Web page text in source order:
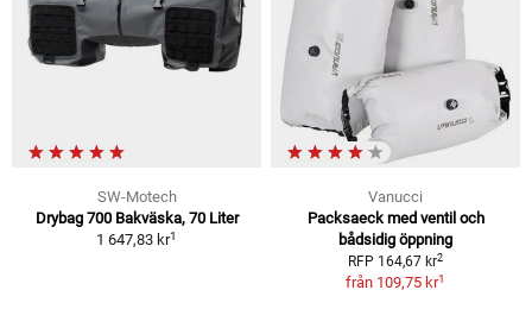
SW-Motech
Drybag 700 Bakväska, 70 Liter
1 647,83 kr1
Vanucci
Packsaeck med ventil och
bådsidig öppning
RFP 164,67 kr2
från 109,75 kr1